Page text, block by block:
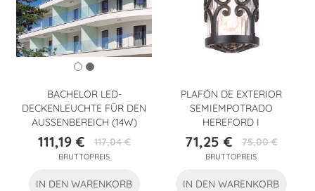
BACHELOR LED-
DECKENLEUCHTE FÜR DEN
AUSSENBEREICH (14W)
Preis
111,19 €Verkaufspreis
117,04 €
BRUTTOPREIS
IN DEN WARENKORB
PLAFÓN DE EXTERIOR
SEMIEMPOTRADO
HEREFORD I
Preis
71,25 €Verkaufspreis
75,00 €
BRUTTOPREIS
IN DEN WARENKORB